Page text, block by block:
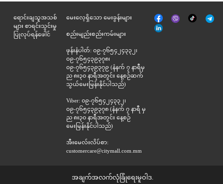
ရောင်းချသူအသစ်
များ စာရင်းသွင်းမှု
ပြုလုပ်ရန်ဖေါင်
မေးလေ့ရှိသော မေးခွန်းများ
စည်းမျည်းစည်းကမ်းများ
ဖုန်းနံပါတ်: ၀၉-၇၆၅၄၂၄၃၃၂၊
၀၉-၇၆၅၄၃၉၃၇၈၊
၀၉-၇၆၅၄၃၉၃၇၉ (နံနက် ၇ နာရီမှ
ည ၈း၃၀ နာရီအတွင်း နေ့စဉ်ဆက်
သွယ်မေးမြန်းနိုင်ပါသည်)
Viber: ၀၉-၇၆၅၄၂၄၃၃၂၊
၀၉-၇၆၅၄၃၉၃၇၈ (နံနက် ၇ နာရီ မှ
ည ၈း၃၀ နာရီအတွင်း နေ့စဉ်
မေးမြန်းနိုင်ပါသည်)
အီးမေလ်းလိပ်စာ:
customercare@citymall.com.mm
မျက်နှာစာ
အုပ်
Viber Tik
Tok
နှင့်
ဆက်စပ်
အချက်အလက်လုံခြုံရေးမူဝါဒ.